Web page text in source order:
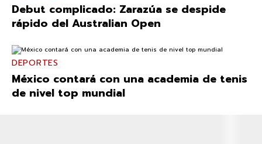
Debut complicado: Zarazúa se despide
rápido del Australian Open
DEPORTES
México contará con una academia de tenis
de nivel top mundial